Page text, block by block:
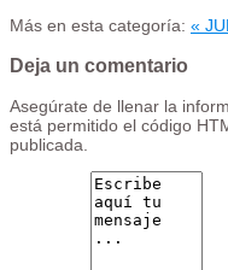
Más en esta categoría: «
Deja un comentario
Asegúrate de llenar la
está permitido el código
publicada.